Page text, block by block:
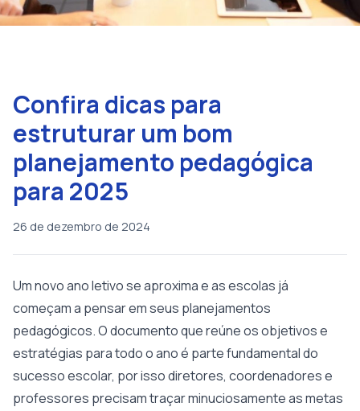
Confira dicas para
estruturar um bom
planejamento pedagógica
para 2025
26 de dezembro de 2024
Um novo ano letivo se aproxima e as escolas já
começam a pensar em seus planejamentos
pedagógicos. O documento que reúne os objetivos e
estratégias para todo o ano é parte fundamental do
sucesso escolar, por isso diretores, coordenadores e
professores precisam traçar minuciosamente as metas